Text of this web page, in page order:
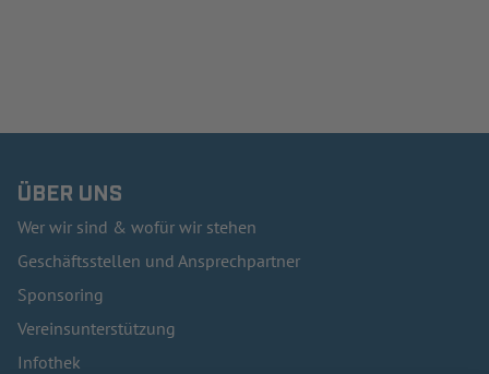
ÜBER UNS
Wer wir sind & wofür wir stehen
Geschäftsstellen und Ansprechpartner
Sponsoring
Vereinsunterstützung
Infothek